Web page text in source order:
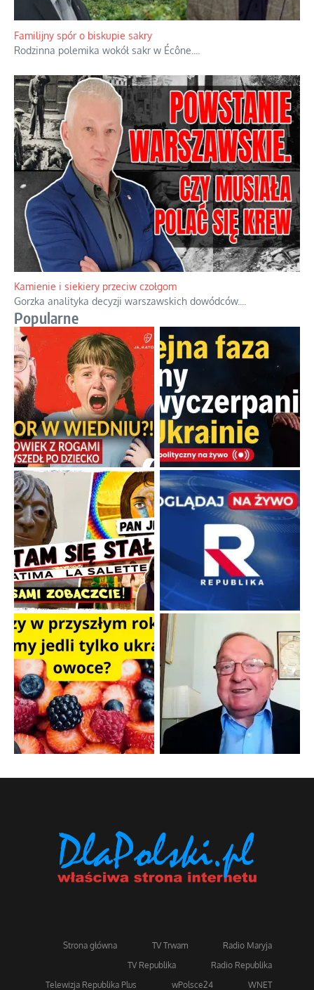
Familijny spór o biskupie sakry
Rodzinna polemika wokół sakr w Écône.
Kamienie i siekiery przeciw czołgom
Gorzka analityka decyzji warszawskich dowódców.
Popularne
Strona główna TV Trwam
Radio Maryja
TV Republika
Radio Republika
Telewizja Republika Plus
wPolsce24 WNET